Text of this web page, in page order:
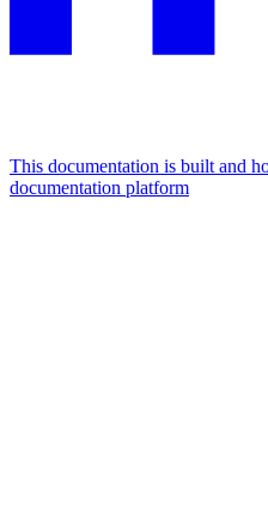
This documentation is built and
documentation platform